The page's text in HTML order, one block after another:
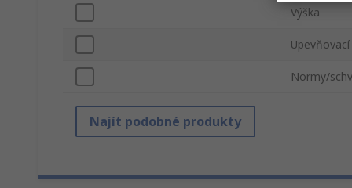
Výška
Normy/
Najít podobné produkty